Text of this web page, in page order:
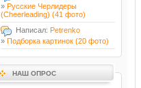
» Русские Черлидеры
(Cheerleading) (41 фото)
Написал: Petrenko
» Подборка картинок (20 фото)
НАШ ОПРОС